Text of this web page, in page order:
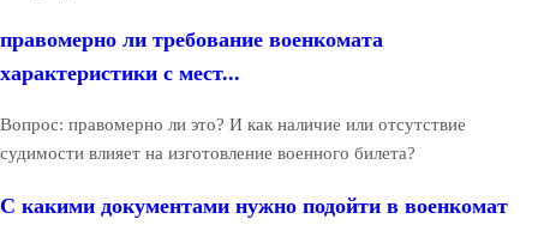
правомерно ли требование военкомата
характеристики с мест...
Вопрос: правомерно ли это? И как наличие или отсутствие
судимости влияет на изготовление военного билета?
С какими документами нужно подойти в военкомат